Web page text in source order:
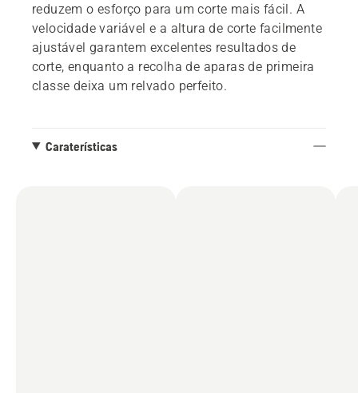
reduzem o esforço para um corte mais fácil. A
velocidade variável e a altura de corte facilmente
ajustável garantem excelentes resultados de
corte, enquanto a recolha de aparas de primeira
classe deixa um relvado perfeito.
Caraterísticas